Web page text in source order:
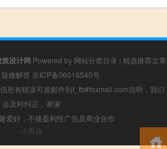
设计网 Powered by 网站分类目录 | 精选推荐文章
疑难解答 京ICP备06016540号
息有错误可发邮件到f_fb#foxmail.com说明，我们
会及时纠正，谢谢
爱好，不接盈利性广告及商业合作
小男孩